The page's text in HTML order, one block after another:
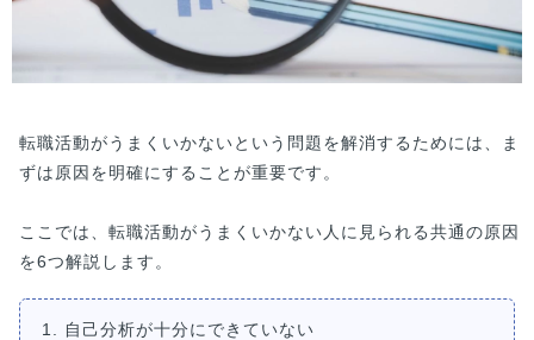
転職活動がうまくいかないという問題を解消するためには、ま
ずは原因を明確にすることが重要です。
ここでは、転職活動がうまくいかない人に見られる共通の原因
を6つ解説します。
1. 自己分析が十分にできていない